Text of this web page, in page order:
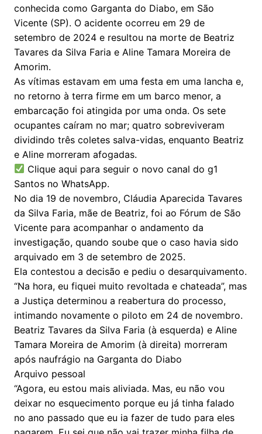
conhecida como Garganta do Diabo, em São
Vicente (SP). O acidente ocorreu em 29 de
setembro de 2024 e resultou na morte de Beatriz
Tavares da Silva Faria e Aline Tamara Moreira de
Amorim.
As vítimas estavam em uma festa em uma lancha e,
no retorno à terra firme em um barco menor, a
embarcação foi atingida por uma onda. Os sete
ocupantes caíram no mar; quatro sobreviveram
dividindo três coletes salva-vidas, enquanto Beatriz
e Aline morreram afogadas.
Clique aqui para seguir o novo canal do g1
Santos no WhatsApp.
No dia 19 de novembro, Cláudia Aparecida Tavares
da Silva Faria, mãe de Beatriz, foi ao Fórum de São
Vicente para acompanhar o andamento da
investigação, quando soube que o caso havia sido
arquivado em 3 de setembro de 2025.
Ela contestou a decisão e pediu o desarquivamento.
“Na hora, eu fiquei muito revoltada e chateada”, mas
a Justiça determinou a reabertura do processo,
intimando novamente o piloto em 24 de novembro.
Beatriz Tavares da Silva Faria (à esquerda) e Aline
Tamara Moreira de Amorim (à direita) morreram
após naufrágio na Garganta do Diabo
Arquivo pessoal
“Agora, eu estou mais aliviada. Mas, eu não vou
deixar no esquecimento porque eu já tinha falado
no ano passado que eu ia fazer de tudo para eles